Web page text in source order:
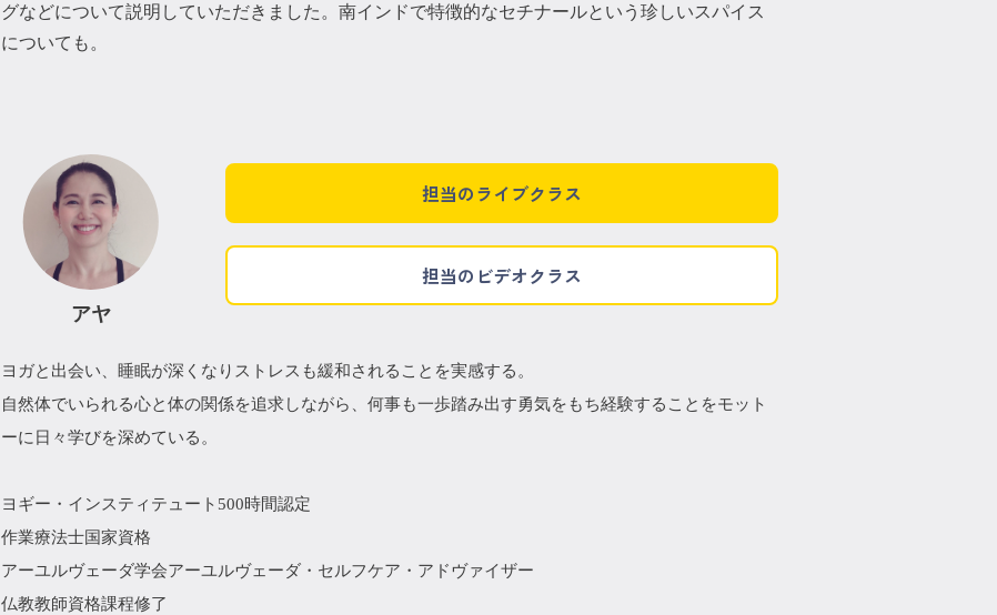
グなどについて説明していただきました。南インドで特徴的なセチナールという珍しいスパイス
についても。
アヤ
担当のライブクラス
担当のビデオクラス
ヨガと出会い、睡眠が深くなりストレスも緩和されることを実感する。
自然体でいられる心と体の関係を追求しながら、何事も一歩踏み出す勇気をもち経験することをモット
ーに日々学びを深めている。
ヨギー・インスティテュート500時間認定
作業療法士国家資格
アーユルヴェーダ学会アーユルヴェーダ・セルフケア・アドヴァイザー
仏教教師資格課程修了